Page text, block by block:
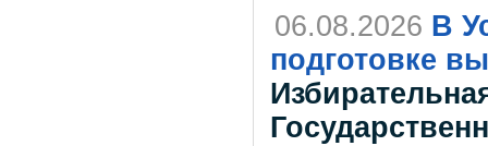
06.08.2026 В
подготовке